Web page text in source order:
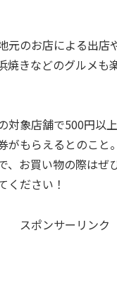
元のお店による出店
焼きなどのグルメも
対象店舗で500円以
がもらえるとのこと
、お買い物の際はぜ
ください！
スポンサーリンク